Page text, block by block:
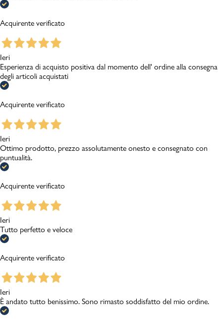
Acquirente verificato
Ieri
Esperienza di acquisto positiva dal momento dell' ordine alla consegna
degli articoli acquistati
Acquirente verificato
Ieri
Ottimo prodotto, prezzo assolutamente onesto e consegnato con
puntualità.
Acquirente verificato
Ieri
Tutto perfetto e veloce
Acquirente verificato
Ieri
È andato tutto benissimo. Sono rimasto soddisfatto del mio ordine.